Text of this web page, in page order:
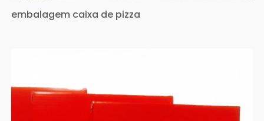
embalagem caixa de pizza